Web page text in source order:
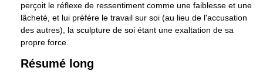
perçoit le réflexe de ressentiment comme une faiblesse et une
lâcheté, et lui préfére le travail sur soi (au lieu de l'accusation
des autres), la sculpture de soi étant une exaltation de sa
propre force.
Résumé long